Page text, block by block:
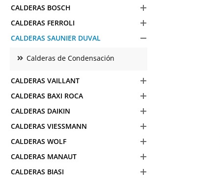
CALDERAS BOSCH
CALDERAS FERROLI
CALDERAS SAUNIER DUVAL
Calderas de Condensación
CALDERAS VAILLANT
CALDERAS BAXI ROCA
CALDERAS DAIKIN
CALDERAS VIESSMANN
CALDERAS WOLF
CALDERAS MANAUT
CALDERAS BIASI